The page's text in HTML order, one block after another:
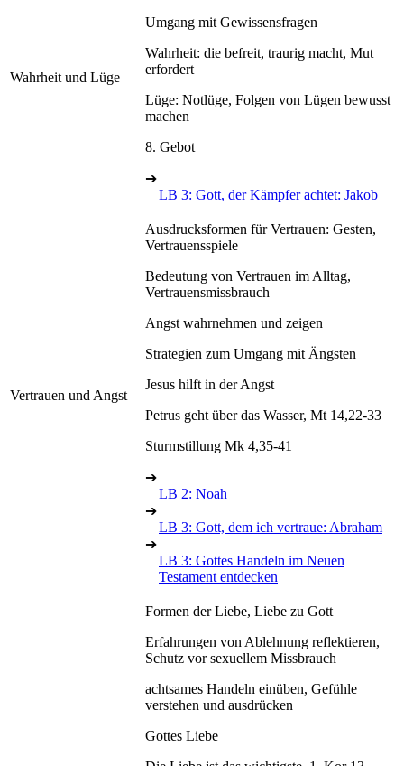
Wahrheit und Lüge
Umgang mit Gewissensfragen
Wahrheit: die befreit, traurig macht, Mut
erfordert
Lüge: Notlüge, Folgen von Lügen bewusst
machen
8. Gebot
➔
LB 3: Gott, der Kämpfer achtet: Jakob
Vertrauen und Angst
Ausdrucksformen für Vertrauen: Gesten,
Vertrauensspiele
Bedeutung von Vertrauen im Alltag,
Vertrauensmissbrauch
Angst wahrnehmen und zeigen
Strategien zum Umgang mit Ängsten
Jesus hilft in der Angst
Petrus geht über das Wasser, Mt 14,22-33
Sturmstillung Mk 4,35-41
➔
LB 2: Noah
➔
LB 3: Gott, dem ich vertraue: Abraham
➔
LB 3: Gottes Handeln im Neuen
Testament entdecken
Formen der Liebe, Liebe zu Gott
Erfahrungen von Ablehnung reflektieren,
Schutz vor sexuellem Missbrauch
achtsames Handeln einüben, Gefühle
verstehen und ausdrücken
Gottes Liebe